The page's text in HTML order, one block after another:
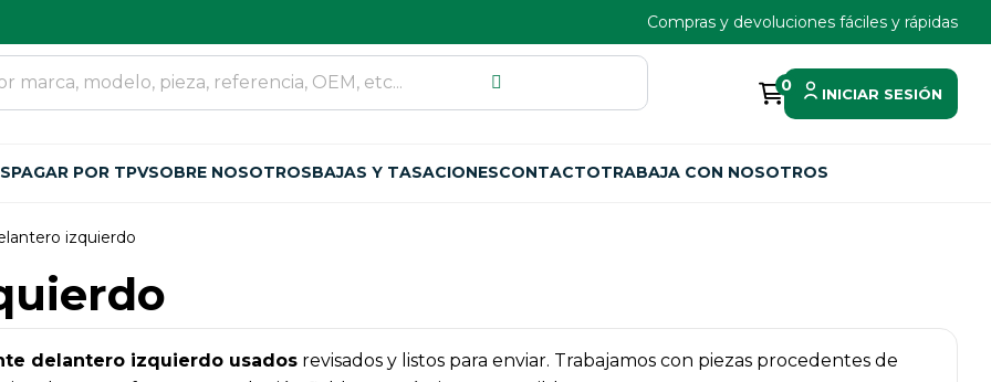
Compras y devoluciones fáciles y rápidas
0 INICIAR SESIÓN
PAGAR POR TPVSOBRE NOSOTROSBAJAS Y TASACIONESCONTACTOTRABAJA CON NOSOTROS
izquierdo
delantero izquierdo usados revisados y listos para enviar. Trabajamos con piezas procedentes de